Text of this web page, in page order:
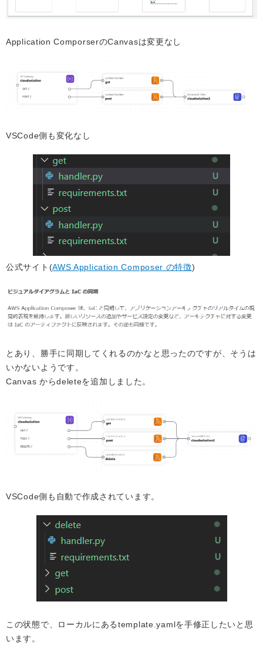
Application ComporserのCanvasは変更なし
VSCode側も変化なし
公式サイト(AWS Application Composer の特徴)
とあり、勝手に同期してくれるのかなと思ったのですが、そうは
いかないようです。
Canvas からdeleteを追加しました。
VSCode側も自動で作成されています。
この状態で、ローカルにあるtemplate.yamlを手修正したいと思
います。